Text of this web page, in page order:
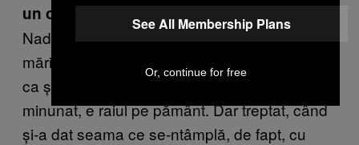
un oraș interzis?
Nadia s-a născut în oraș, a crescut acolo, s-a
măritat acolo și are patru copii. Și, la început,
ca și tot restul lumii a crezut că e un oraș
minunat, e raiul pe pământ. Dar treptat, când
și-a dat seama ce se-ntâmplă, de fapt, cu
See All Membership Plans
Or, continue for free